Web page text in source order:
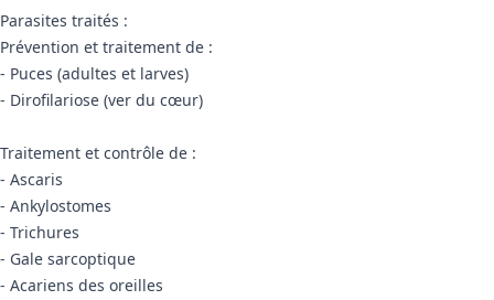
Parasites traités :
Prévention et traitement de :
- Puces (adultes et larves)
- Dirofilariose (ver du cœur)
Traitement et contrôle de :
- Ascaris
- Ankylostomes
- Trichures
- Gale sarcoptique
- Acariens des oreilles